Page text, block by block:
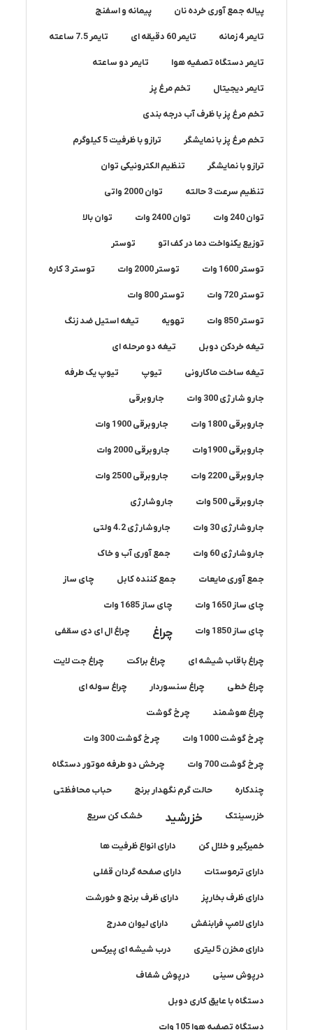
پیاله جمع آوری خرده نان پیمانه و اسفنج
تایمر 4 زمانه تایمر 60 دقیقه ای تایمر 7.5 ساعته
تایمر دستگاه تصفیه هوا تایمر دو ساعته
تایمر دیجیتال تخم مرغ پز
تخم مرغ پز با ظرف آب درجه بندی
تخم مرغ پز با نمایشگر ترازو با ظرفیت 5 کیلوگرم
ترازو با نمایشگر تنظیم الکترونیکی توان
تنظیم سرعت 3 حالته توان 2000 واتی
توان 240 وات توان 2400 وات توان بالا
توزیع یکنواخت دما در کف اتو توستر
توستر 1600 وات توستر 2000 وات توستر 3 کاره
توستر 720 وات توستر 800 وات
توستر 850 وات تهویه تیغه استیل ضد زنگ
تیغه خردکن دوبل تیغه دو مرحله ای
تیغه ساخت ماکارونی تیوپ تیوپ یک طرفه
جارو شارژی 300 وات جاروبرقی
جاروبرقی 1800 وات جاروبرقی 1900 وات
جاروبرقی 1900وات جاروبرقی 2000 وات
جاروبرقی 2200 وات جاروبرقی 2500 وات
جاروبرقی 500 وات جاروشارژی
جاروشارژی 30 وات جاروشارژی 4.2 ولتی
جاروشارژی 60 وات جمع آوری آب و خاک
جمع آوری مایعات جمع کننده کابل چای ساز
چای ساز 1650 وات چای ساز 1685 وات
چای ساز 1850 وات چراغ چراغ ال ای دی سقفی
چراغ باقاب شیشه ای چراغ براکت چراغ جت لایت
چراغ خطی چراغ سنسوردار چراغ سوله ای
چراغ هوشمند چرخ گوشت
چرخ گوشت 1000 وات چرخ گوشت 300 وات
چرخ گوشت 700 وات چرخش دو طرفه موتور دستگاه
چندکاره حالت گرم نگهدار برنج حباب محافظتی
خزرسینتک خزرشید خشک کن سریع
خمیرگیر و خلال کن دارای انواع ظرفیت ها
دارای ترموستات دارای صفحه گردان قفلی
دارای ظرف بخارپز دارای ظرف برنج و خورشت
دارای لامپ فرابنفش دارای لیوان مدرج
دارای مخزن 5 لیتری درب شیشه ای پیرکس
درپوش سینی درپوش شفاف
دستگاه با عایق کاری دوبل
دستگاه تصفیه هوا 105 وات